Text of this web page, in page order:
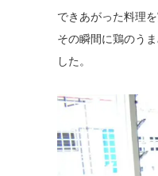
できあがった料理
その瞬間に鶏のう
した。